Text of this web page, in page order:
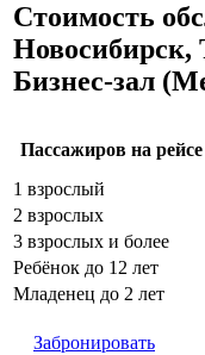
Стоимость
Новосибирск,
Бизнес-зал
Пассажиров на рейсе
1 взрослый
2 взрослых
3 взрослых и более
Ребёнок до 12 лет
Младенец до 2 лет
Забронировать